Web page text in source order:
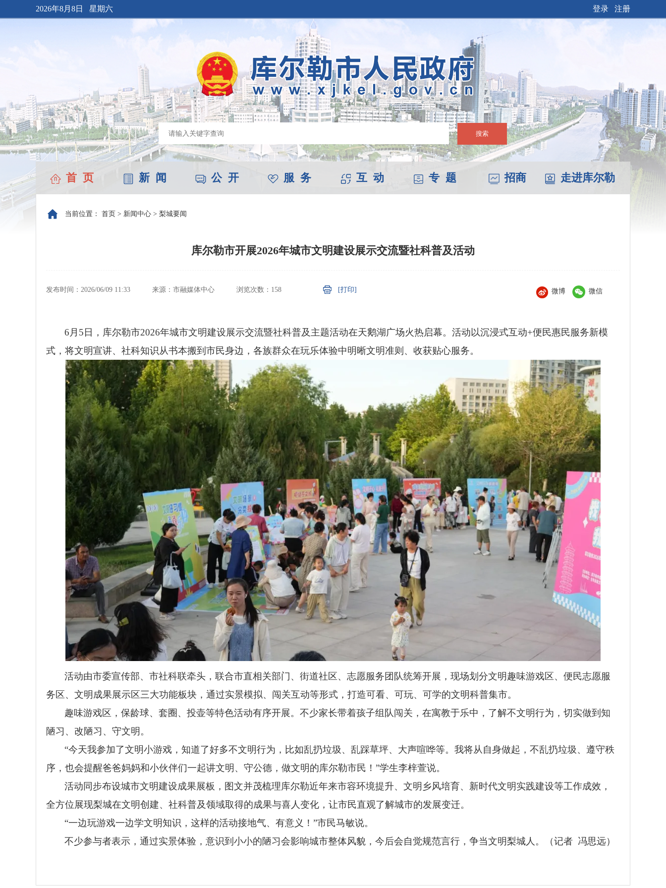
2026年8月8日 星期六 登录 注册
搜索
首 页 新 闻 公 开 服 务 互 动 专 题 招商 走进库尔勒
当前位置： 首页 > 新闻中心 > 梨城要闻
库尔勒市开展2026年城市文明建设展示交流暨社科普及活动
发布时间：2026/06/09 11:33 来源：市融媒体中心 浏览次数： 158 [打印] 微博 微信
6月5日，库尔勒市2026年城市文明建设展示交流暨社科普及主题活动在天鹅湖广场火热启幕。活动以沉浸式互动+便民惠民服务新模
式，将文明宣讲、社科知识从书本搬到市民身边，各族群众在玩乐体验中明晰文明准则、收获贴心服务。
活动由市委宣传部、市社科联牵头，联合市直相关部门、街道社区、志愿服务团队统筹开展，现场划分文明趣味游戏区、便民志愿服
务区、文明成果展示区三大功能板块，通过实景模拟、闯关互动等形式，打造可看、可玩、可学的文明科普集市。
趣味游戏区，保龄球、套圈、投壶等特色活动有序开展。不少家长带着孩子组队闯关，在寓教于乐中，了解不文明行为，切实做到知
陋习、改陋习、守文明。
“今天我参加了文明小游戏，知道了好多不文明行为，比如乱扔垃圾、乱踩草坪、大声喧哗等。我将从自身做起，不乱扔垃圾、遵守秩
序，也会提醒爸爸妈妈和小伙伴们一起讲文明、守公德，做文明的库尔勒市民！”学生李梓萱说。
活动同步布设城市文明建设成果展板，图文并茂梳理库尔勒近年来市容环境提升、文明乡风培育、新时代文明实践建设等工作成效，
全方位展现梨城在文明创建、社科普及领域取得的成果与喜人变化，让市民直观了解城市的发展变迁。
“一边玩游戏一边学文明知识，这样的活动接地气、有意义！”市民马敏说。
不少参与者表示，通过实景体验，意识到小小的陋习会影响城市整体风貌，今后会自觉规范言行，争当文明梨城人。（记者 冯思远）